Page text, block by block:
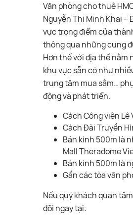
Văn phòng cho thuê
Nguyễn Thị Minh Khai
vực trọng điểm của
thông qua những cung
Hơn thế với địa thế
khu vực sẵn có như
trung tâm mua sắm…
động và phát triển.
Cách Công viên Lê
Cách Đài Truyền
Bán kính 500m là
Mall Theradome
Bán kính 500m là
Gần các tòa văn
Nếu quý khách quan
dõi ngay tại: